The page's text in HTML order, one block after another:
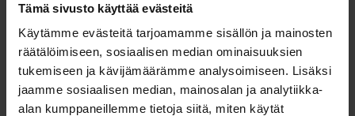
Tämä sivusto käyttää evästeitä
Käytämme evästeitä tarjoamamme sisällön ja mainosten
räätälöimiseen, sosiaalisen median ominaisuuksien
tukemiseen ja kävijämäärämme analysoimiseen. Lisäksi
jaamme sosiaalisen median, mainosalan ja analytiikka-
alan kumppaneillemme tietoja siitä, miten käytät
Message